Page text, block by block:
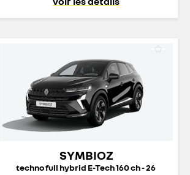
SYMBIOZ
techno full hybrid E-Tech 160 ch - 26